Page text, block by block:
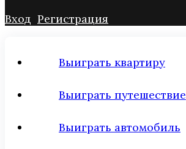
Вход Регистрация
Выиграть квартиру
Выиграть путешествие
Выиграть автомобиль